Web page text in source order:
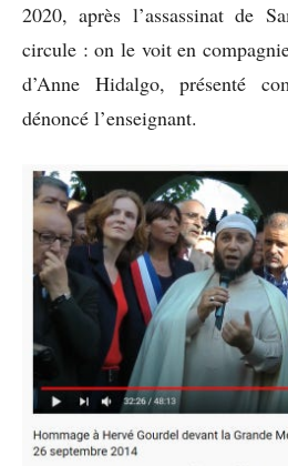
2020, après l’assassinat de
circule : on le voit en
d’Anne Hidalgo, présenté
dénoncé l’enseignant.